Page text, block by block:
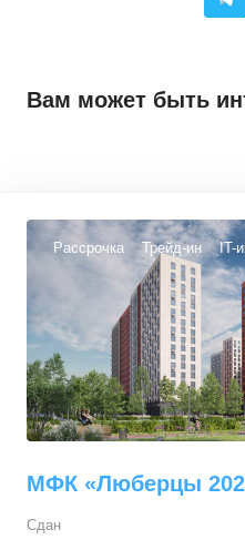
Вам может быть
Рассрочка Трейд-ин IT-
МФК «Люберцы
Сдан